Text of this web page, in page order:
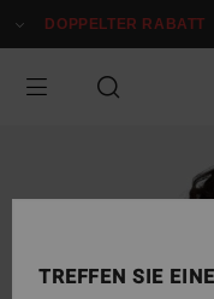
zur
springen
DOPPELTER RABATT
TREFFEN SIE